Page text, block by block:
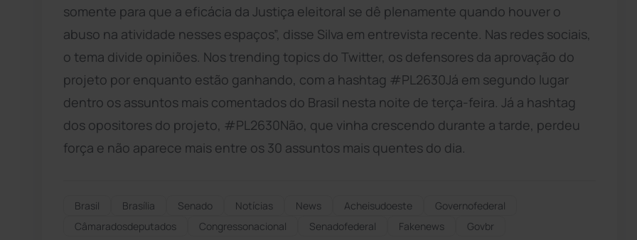
somente para que a eficácia da Justiça eleitoral se dê plenamente quando houver o
abuso na atividade nesses espaços”, disse Silva em entrevista recente. Nas redes sociais,
o tema divide opiniões. Nos trending topics do Twitter, os defensores da aprovação do
projeto por enquanto estão ganhando, com a hashtag #PL2630Já em segundo lugar
dentro os assuntos mais comentados do Brasil nesta noite de terça-feira. Já a hashtag
dos opositores do projeto, #PL2630Não, que vinha crescendo durante a tarde, perdeu
força e não aparece mais entre os 30 assuntos mais quentes do dia.
Brasil Brasília Senado Notícias News Acheisudoeste
Governofederal
Câmaradosdeputados
Congressonacional Senadofederal Fakenews Govbr